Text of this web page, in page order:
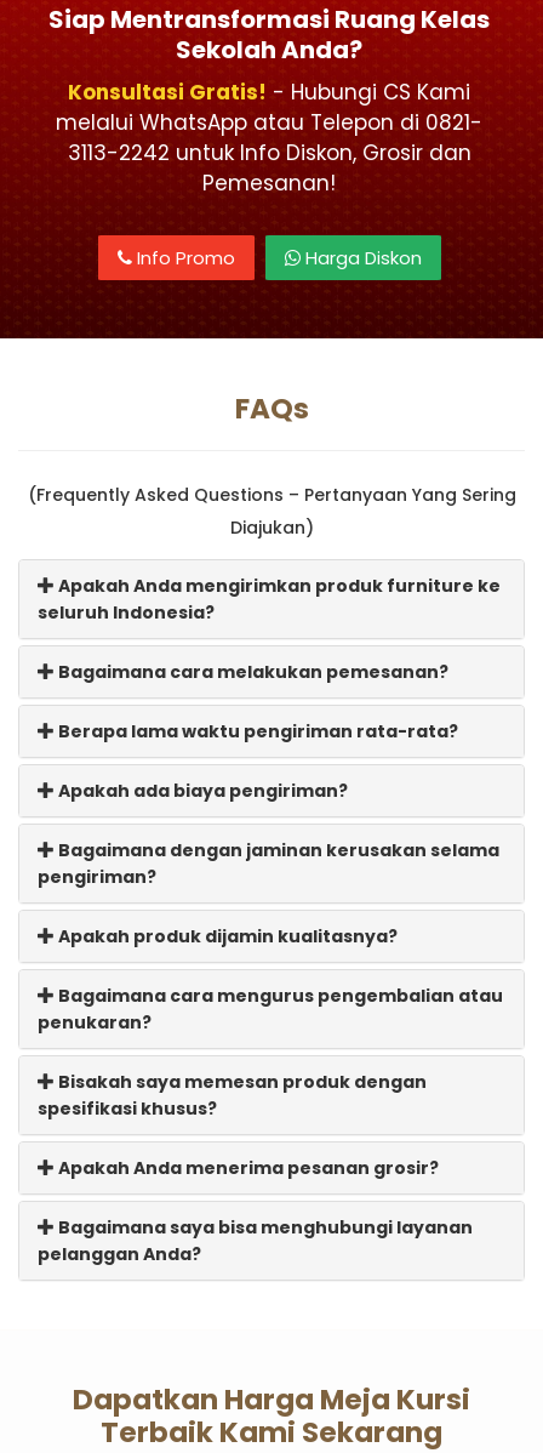
Siap Mentransformasi Ruang Kelas
Sekolah Anda?
Konsultasi Gratis! - Hubungi CS Kami
melalui WhatsApp atau Telepon di 0821-
3113-2242 untuk Info Diskon, Grosir dan
Pemesanan!
Info Promo Harga Diskon
FAQs
(Frequently Asked Questions – Pertanyaan Yang Sering
Diajukan)
Apakah Anda mengirimkan produk furniture ke
seluruh Indonesia?
Bagaimana cara melakukan pemesanan?
Berapa lama waktu pengiriman rata-rata?
Apakah ada biaya pengiriman?
Bagaimana dengan jaminan kerusakan selama
pengiriman?
Apakah produk dijamin kualitasnya?
Bagaimana cara mengurus pengembalian atau
penukaran?
Bisakah saya memesan produk dengan
spesifikasi khusus?
Apakah Anda menerima pesanan grosir?
Bagaimana saya bisa menghubungi layanan
pelanggan Anda?
Dapatkan Harga Meja Kursi
Terbaik Kami Sekarang